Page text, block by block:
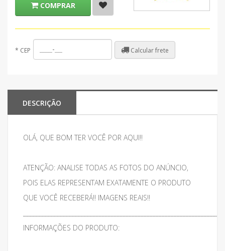
COMPRAR
* CEP Calcular frete
DESCRIÇÃO
OLÁ, QUE BOM TER VOCÊ POR AQUI!!
ATENÇÃO: ANALISE TODAS AS FOTOS DO ANÚNCIO,
POIS ELAS REPRESENTAM EXATAMENTE O PRODUTO
QUE VOCÊ RECEBERÁ!! IMAGENS REAIS!!
INFORMAÇÕES DO PRODUTO: